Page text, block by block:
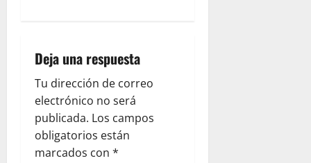
Deja una respuesta
Tu dirección de correo
electrónico no será
publicada. Los campos
obligatorios están
marcados con *